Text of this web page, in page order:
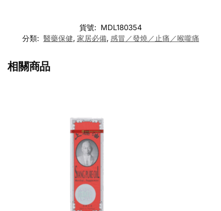
貨號: MDL180354
分類: 醫藥保健, 家居必備, 感冒／發燒／止痛／喉嚨痛
相關商品